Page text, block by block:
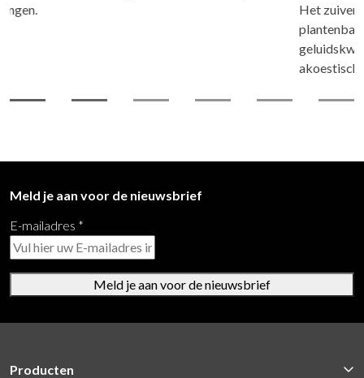
Het zuivert de lucht en het geeft rust. De Silence Planter
plantenbak is gemaakt van akoestisch materiaal dat de
geluidskwaliteit van uw werkomgeving verbeterd. Rondom is
Meld je aan voor de nieuwsbrief
E-mailadres *
Meld je aan voor de nieuwsbrief
Producten